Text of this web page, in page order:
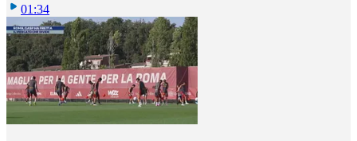
01:34